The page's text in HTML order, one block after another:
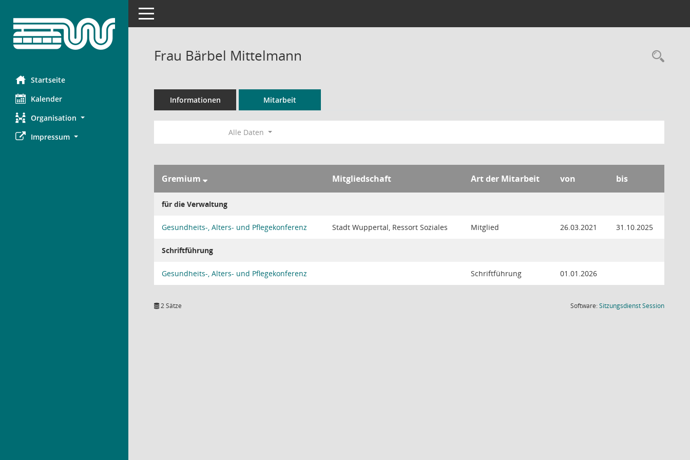
Startseite
Kalender
Organisation
Impressum
Toggle navigation
Frau Bärbel Mittelmann
Informationen Mitarbeit
Alle Daten
Gremium Mitgliedschaft Art der Mitarbeit von bis
für die Verwaltung
Gesundheits-, Alters- und Pflegekonferenz Stadt Wuppertal, Ressort Soziales Mitglied 26.03.2021 31.10.2025
Schriftführung
Gesundheits-, Alters- und Pflegekonferenz Schriftführung 01.01.2026
2 Sätze Software:SitzungsdienstSession(Wird in